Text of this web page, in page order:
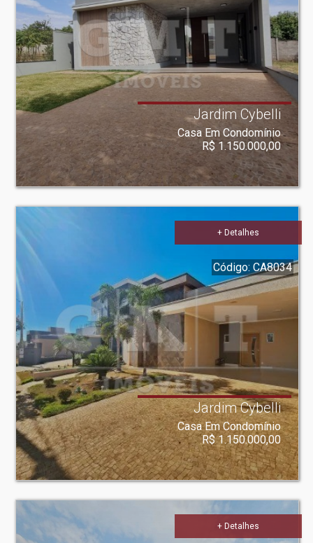
Jardim Cybelli
Casa Em Condomínio
R$ 1.150.000,00
+ Detalhes
Código: CA8034
Jardim Cybelli
Casa Em Condomínio
R$ 1.150.000,00
+ Detalhes